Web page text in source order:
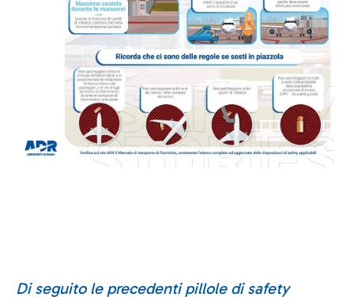
Di seguito le precedenti pillole di safety